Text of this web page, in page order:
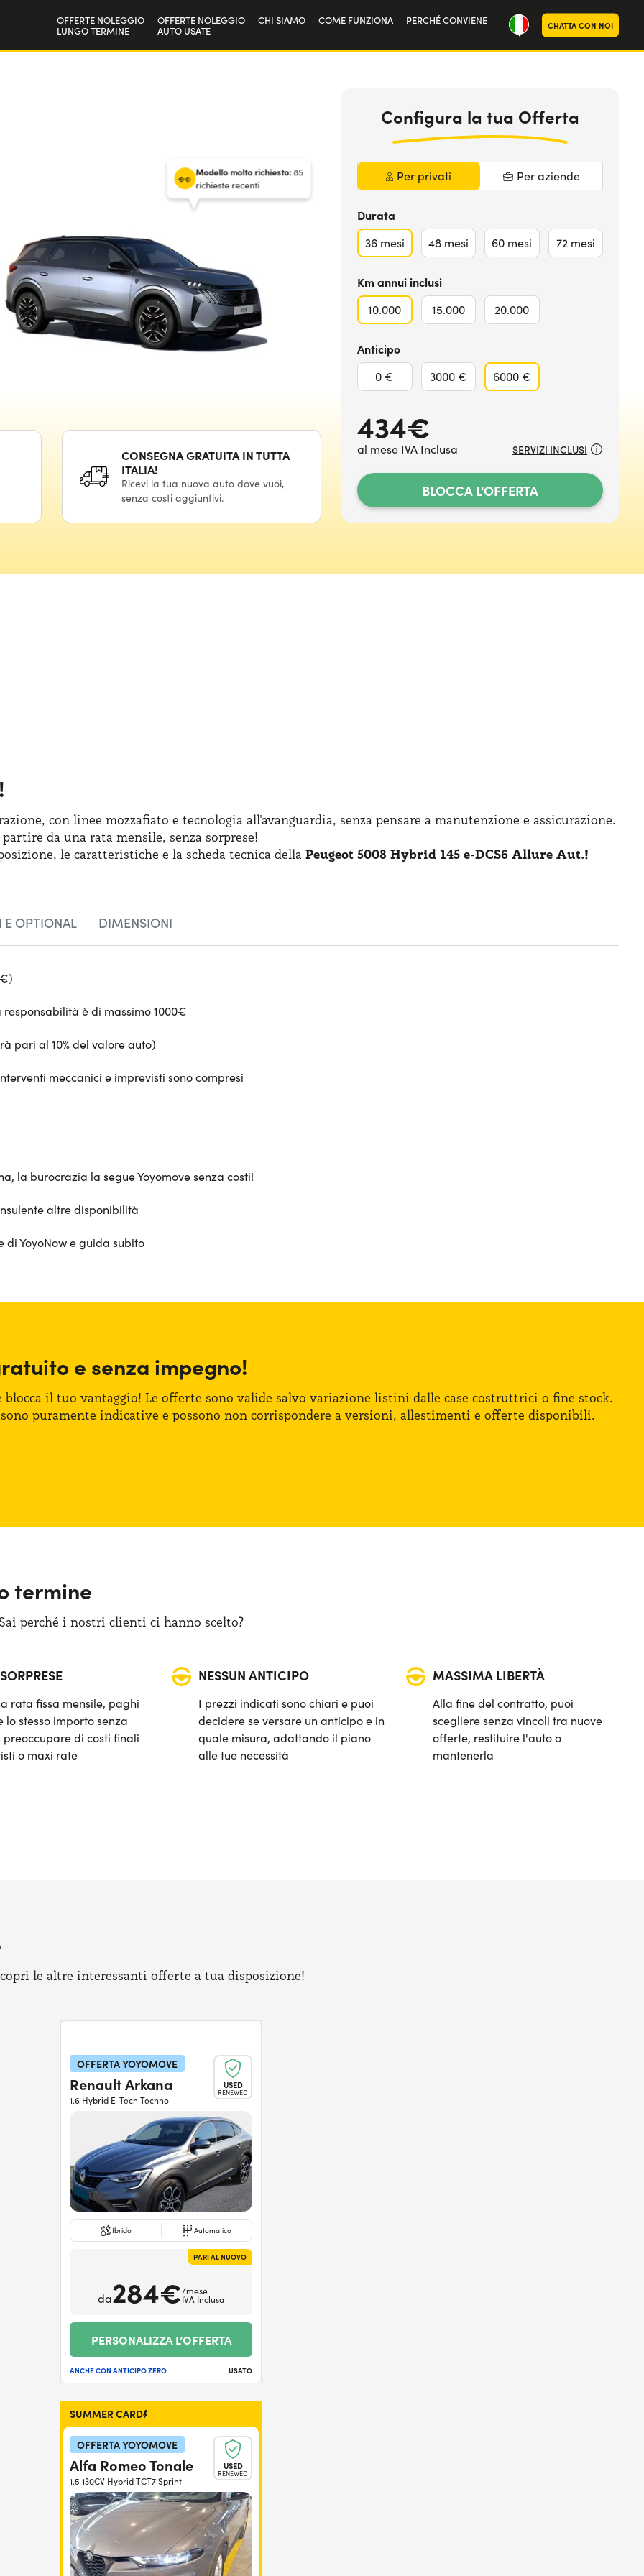
OFFERTE NOLEGGIO
LUNGO TERMINE
OFFERTE NOLEGGIO
AUTO USATE
CHI SIAMO COME FUNZIONA PERCHÉ CONVIENE CHATTA CON NOI
Modello molto richiesto:85
richieste recenti
Configura la tua Offerta
Per privati Per aziende
Durata
36 mesi 48 mesi 60 mesi 72 mesi
Km annui inclusi
10.000 15.000 20.000
Anticipo
0 € 3000 € 6000 €
434€
al mese IVA Inclusa
BLOCCA L'OFFERTA
SERVIZI INCLUSI
CONSEGNA GRATUITA IN TUTTA
ITALIA!
Ricevi la tua nuova auto dove vuoi,
senza costi aggiuntivi.
con linee mozzafiato e tecnologia all'avanguardia, senza pensare a manutenzione e assicurazione.
partire da una rata mensile, senza sorprese!
, le caratteristiche e la scheda tecnica della Peugeot 5008 Hybrid 145 e-DCS6 Allure Aut.!
E OPTIONAL DIMENSIONI
è di massimo 1000€
pari al 10% del valore auto)
meccanici e imprevisti sono compresi
la burocrazia la segue Yoyomove senza costi!
altre disponibilità
YoyoNow e guida subito
e senza impegno!
blocca il tuo vantaggio! Le offerte sono valide salvo variazione listini dalle case costruttrici o fine stock.
puramente indicative e possono non corrispondere a versioni, allestimenti e offerte disponibili.
termine
perché i nostri clienti ci hanno scelto?
rata fissa mensile, paghi
lo stesso importo senza
preoccupare di costi finali
o maxi rate
NESSUN ANTICIPO
I prezzi indicati sono chiari e puoi
decidere se versare un anticipo e in
quale misura, adattando il piano
alle tue necessità
MASSIMA LIBERTÀ
Alla fine del contratto, puoi
scegliere senza vincoli tra nuove
offerte, restituire l'auto o
mantenerla
le altre interessanti offerte a tua disposizione!
OFFERTA YOYOMOVE
USED
RENEWED
Renault Arkana
1.6 Hybrid E-Tech Techno
Ibrido Automatico
PARI AL NUOVO
da284€/mese
IVA Inclusa
PERSONALIZZA L’OFFERTA
ANCHE CON ANTICIPO ZERO USATO
SUMMER CARD
OFFERTA YOYOMOVE
USED
RENEWED
Alfa Romeo Tonale
1.5 130CV Hybrid TCT7 Sprint